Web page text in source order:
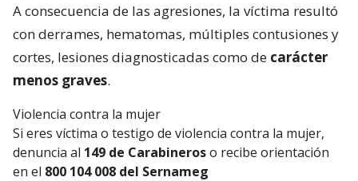
A consecuencia de las agresiones, la víctima resultó
con derrames, hematomas, múltiples contusiones y
cortes, lesiones diagnosticadas como de carácter
menos graves.
Violencia contra la mujer
Si eres víctima o testigo de violencia contra la mujer,
denuncia al 149 de Carabineroso recibe orientación
en el 800 104 008 del Sernameg